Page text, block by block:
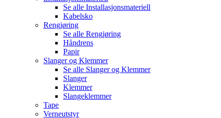
Se alle Installasjonsmateriell
Kabelsko
Rengjøring
Se alle Rengjøring
Håndrens
Papir
Slanger og Klemmer
Se alle Slanger og Klemmer
Slanger
Klemmer
Slangeklemmer
Tape
Verneutstyr